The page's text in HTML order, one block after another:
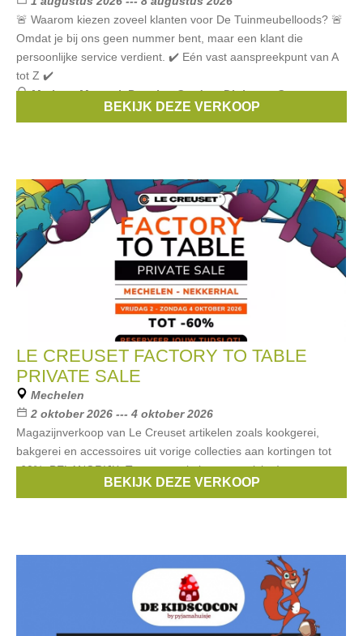
🚨 Waarom kiezen zoveel klanten voor De Tuinmeubelloods? 🚨
Omdat je bij ons geen nummer bent, maar een klant die
persoonlijke service verdient. ✔️ Eén vast aanspreekpunt van A
tot Z ✔️
Merken:Manutti,Prestige Garden,Diphano,Gescova,
, ...
BEKIJK DEZE VERKOOP
LE CREUSET FACTORY TO TABLE
PRIVATE SALE
Mechelen
2 oktober 2026 --- 4 oktober 2026
Magazijnverkoop van Le Creuset artikelen zoals kookgerei,
bakgerei en accessoires uit vorige collecties aan kortingen tot
-60%. BELANGRIJK: Toegang enkel met een ticket!
Le creuset
BEKIJK DEZE VERKOOP